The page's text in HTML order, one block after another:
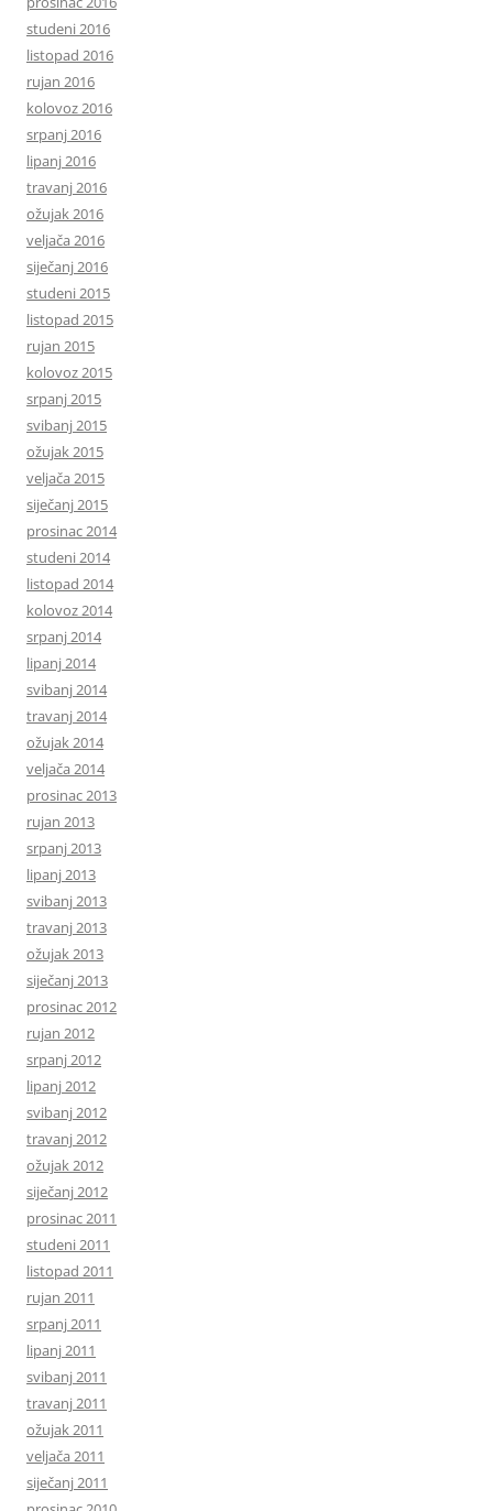
studeni 2016
listopad 2016
rujan 2016
kolovoz 2016
srpanj 2016
lipanj 2016
travanj 2016
ožujak 2016
veljača 2016
siječanj 2016
studeni 2015
listopad 2015
rujan 2015
kolovoz 2015
srpanj 2015
svibanj 2015
ožujak 2015
veljača 2015
siječanj 2015
prosinac 2014
studeni 2014
listopad 2014
kolovoz 2014
srpanj 2014
lipanj 2014
svibanj 2014
travanj 2014
ožujak 2014
veljača 2014
prosinac 2013
rujan 2013
srpanj 2013
lipanj 2013
svibanj 2013
travanj 2013
ožujak 2013
siječanj 2013
prosinac 2012
rujan 2012
srpanj 2012
lipanj 2012
svibanj 2012
travanj 2012
ožujak 2012
siječanj 2012
prosinac 2011
studeni 2011
listopad 2011
rujan 2011
srpanj 2011
lipanj 2011
svibanj 2011
travanj 2011
ožujak 2011
veljača 2011
siječanj 2011